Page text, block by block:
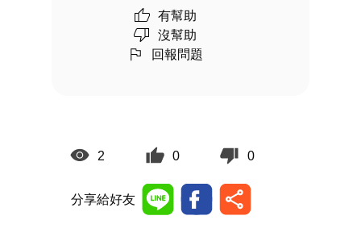
有幫助
沒幫助
回報問題
2 0 0
分享給好友